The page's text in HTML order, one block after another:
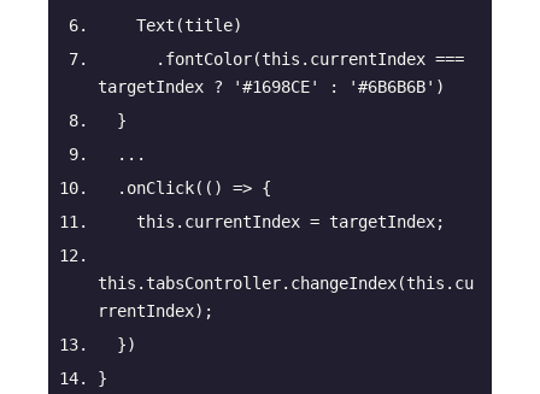
    Text(title)
      .fontColor(
this .currentIndex ===
targetIndex ?
'#1698CE' : '#6B6B6B' )
  }
  ...
  .onClick(
() => {
this .currentIndex = targetIndex;
this .tabsController.changeIndex(this .cu
rrentIndex);
  })
}